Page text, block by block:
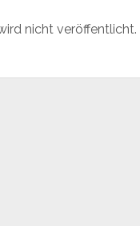
nicht veröffentlicht.